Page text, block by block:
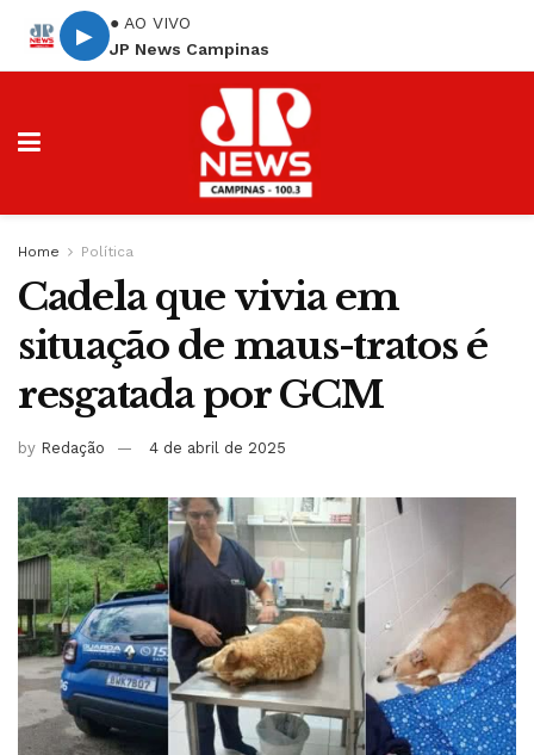
▶
● AO VIVO
JP News Campinas
Home Política
Cadela que vivia em
situação de maus-tratos é
resgatada por GCM
by Redação 4 de abril de 2025